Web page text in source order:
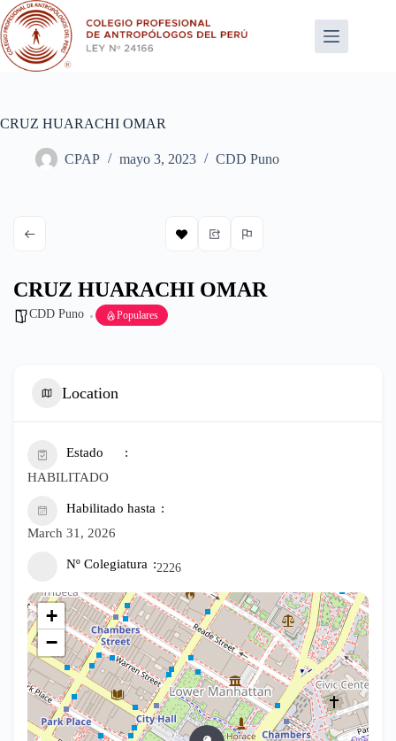
Saltar
al
contenido
CRUZ HUARACHI OMAR
CPAP mayo 3, 2023 CDD Puno
CRUZ HUARACHI OMAR
CDD Puno Populares
Location
Estado
HABILITADO
Habilitado hasta
March 31, 2026
Nº Colegiatura 2226
+
−